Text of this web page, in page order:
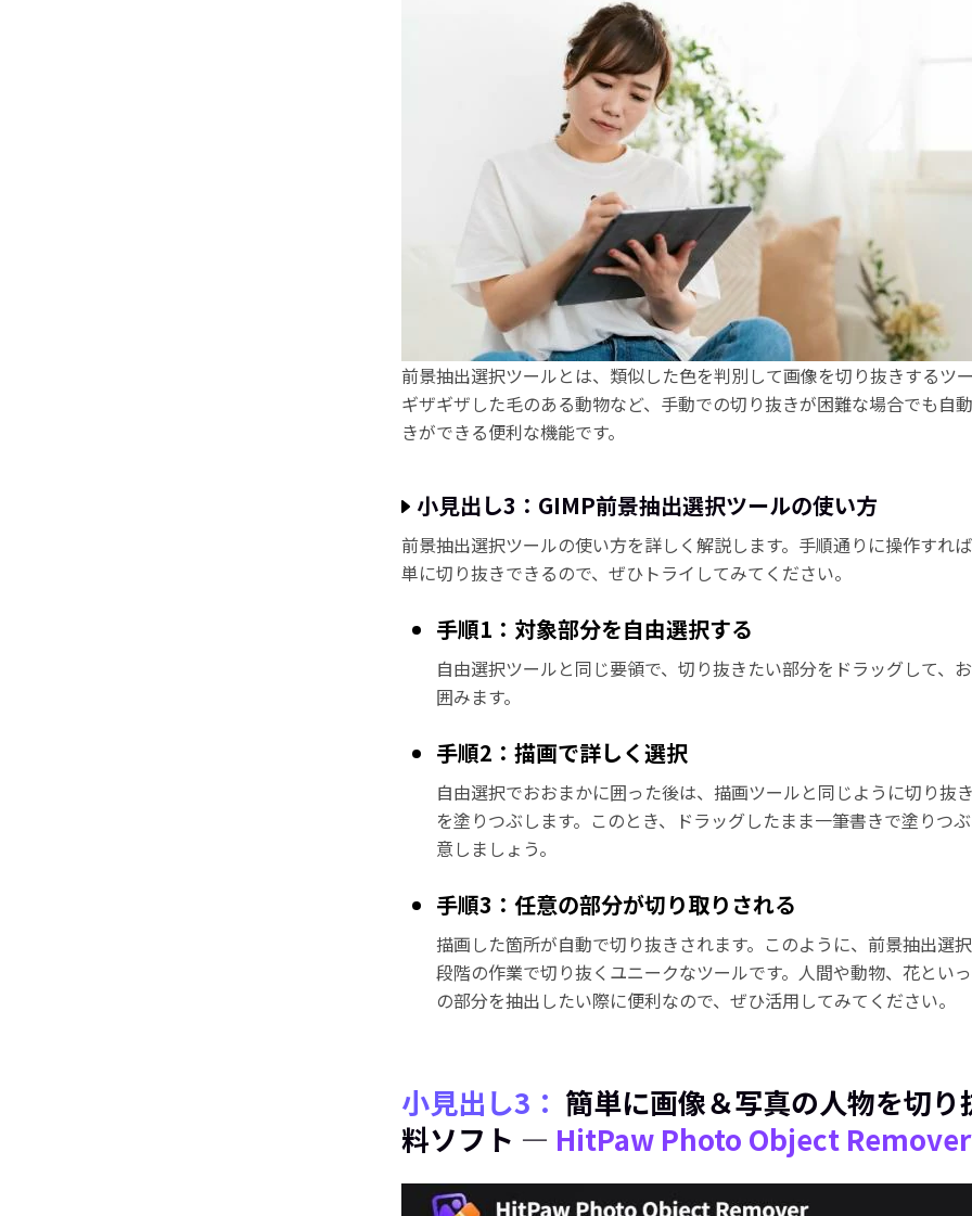
前景抽出選択ツールとは、類似した色を判別して画像を切り抜きするツ
ギザギザした毛のある動物など、手動での切り抜きが困難な場合でも自
きができる便利な機能です。
小見出し3：GIMP前景抽出選択ツールの使い方
前景抽出選択ツールの使い方を詳しく解説します。手順通りに操作すれ
単に切り抜きできるので、ぜひトライしてみてください。
手順1：対象部分を自由選択する
自由選択ツールと同じ要領で、切り抜きたい部分をドラッグして、
囲みます。
手順2：描画で詳しく選択
自由選択でおおまかに囲った後は、描画ツールと同じように切り抜
を塗りつぶします。このとき、ドラッグしたまま一筆書きで塗りつ
意しましょう。
手順3：任意の部分が切り取りされる
描画した箇所が自動で切り抜きされます。このように、前景抽出選
段階の作業で切り抜くユニークなツールです。人間や動物、花とい
の部分を抽出したい際に便利なので、ぜひ活用してみてください。
小見出し3： 簡単に画像＆写真の人物を切り
料ソフト ― HitPaw Photo Object Remover